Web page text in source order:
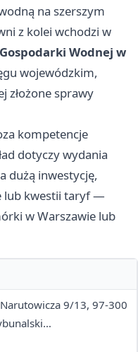
na szerszym
z kolei wchodzi w
Wodnej w
wojewódzkim,
złożone sprawy
kompetencje
dotyczy wydania
dużą inwestycję,
lub kwestii taryf —
w Warszawie lub
9/13, 97-300
(Dyrektor / Z-ca